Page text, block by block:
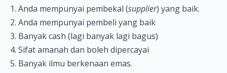
1. Anda mempunyai pembekal (supplier) yang baik.
2. Anda mempunyai pembeli yang baik
3. Banyak cash (lagi banyak lagi bagus)
4. Sifat amanah dan boleh dipercayai
5. Banyak ilmu berkenaan emas.